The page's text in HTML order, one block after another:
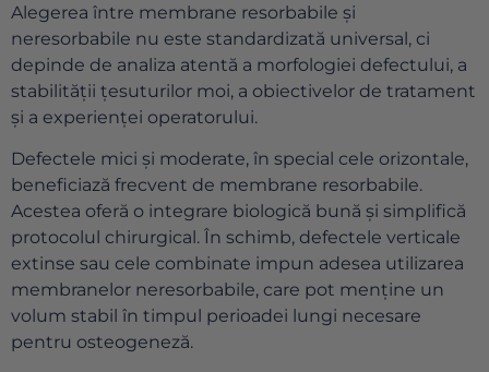
Alegerea între membrane resorbabile și
neresorbabile nu este standardizată universal, ci
depinde de analiza atentă a morfologiei defectului, a
stabilității țesuturilor moi, a obiectivelor de tratament
și a experienței operatorului.
Defectele mici și moderate, în special cele orizontale,
beneficiază frecvent de membrane resorbabile.
Acestea oferă o integrare biologică bună și simplifică
protocolul chirurgical. În schimb, defectele verticale
extinse sau cele combinate impun adesea utilizarea
membranelor neresorbabile, care pot menține un
volum stabil în timpul perioadei lungi necesare
pentru osteogeneză.